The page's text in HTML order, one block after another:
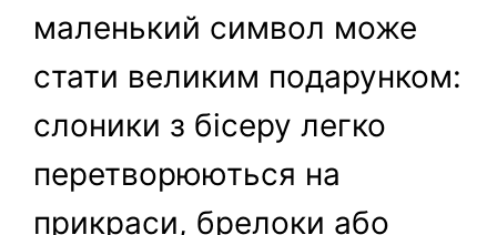
маленький символ може
стати великим подарунком:
слоники з бісеру легко
перетворюються на
прикраси, брелоки або